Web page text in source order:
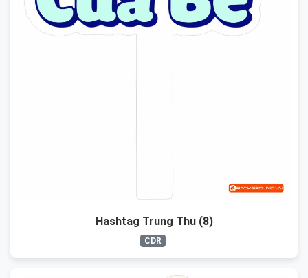
Hashtag Trung Thu (8)
CDR